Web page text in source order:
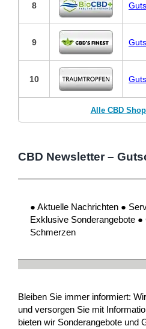
8
9
10
Alle CBD
CBD Newsletter –
● Aktuelle Nachrichten ●
Exklusive Sonderangebote
Schmerzen
Bleiben Sie immer informiert:
und versorgen Sie mit
bieten wir Sonderangebote und